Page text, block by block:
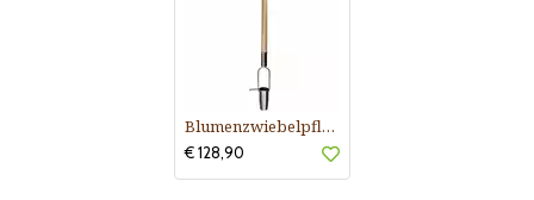
Blumenzwiebelpflanzer
€ 128,90